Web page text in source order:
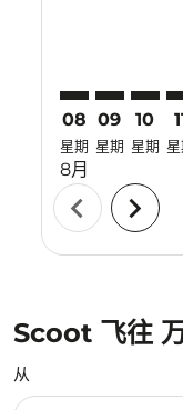
08
星期
8月
09
星期
10
星期
chevron_left chevron_right
Scoot 飞往
从